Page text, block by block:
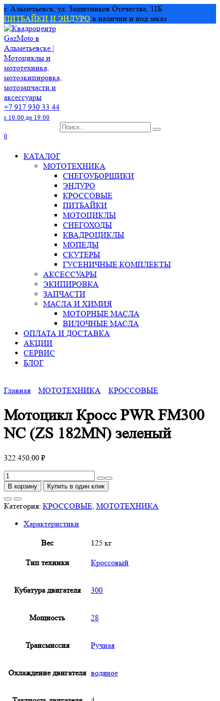
Перейти
к
содержанию
г. Альметьевск, ул. Защитников Отечества, 11Б
ПИТБАЙКИ И ЭНДУРО в наличии и под заказ
+7 917 930 33 44
с 10:00 до 19:00
Search
0
КАТАЛОГ
МОТОТЕХНИКА
СНЕГОУБОРЩИКИ
ЭНДУРО
КРОССОВЫЕ
ПИТБАЙКИ
МОТОЦИКЛЫ
СНЕГОХОДЫ
КВАДРОЦИКЛЫ
МОПЕДЫ
СКУТЕРЫ
ГУСЕНИЧНЫЕ КОМПЛЕКТЫ
АКСЕССУАРЫ
ЭКИПИРОВКА
ЗАПЧАСТИ
МАСЛА И ХИМИЯ
МОТОРНЫЕ МАСЛА
ВИЛОЧНЫЕ МАСЛА
ОПЛАТА И ДОСТАВКА
АКЦИИ
СЕРВИС
БЛОГ
Главная МОТОТЕХНИКА КРОССОВЫЕ
Мотоцикл Кросс PWR FM300
NC (ZS 182MN) зеленый
322 450,00 ₽
Количество
товара
Кросс
FM300
зеленый
В корзину Купить в один клик
Категория: КРОССОВЫЕ, МОТОТЕХНИКА
Характеристики
Вес 125 кг
Тип техники Кроссовый
Кубатура двигателя 300
Мощность 28
Трансмиссия Ручная
Охлаждение двигателя водяное